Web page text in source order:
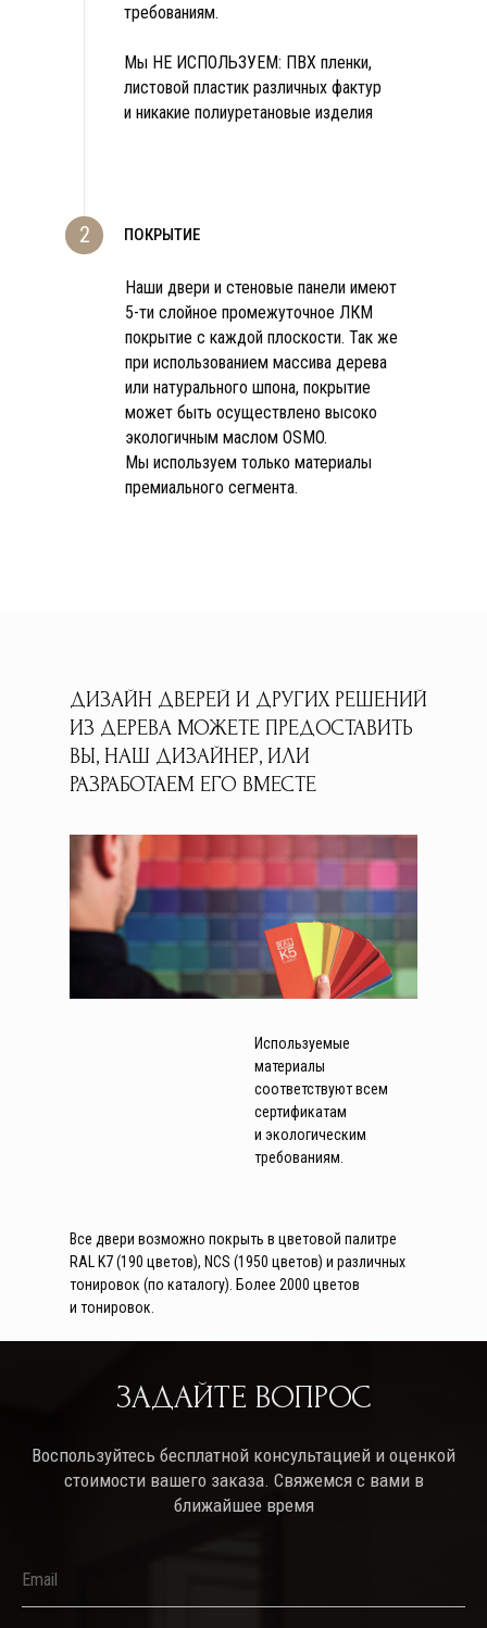
Наши двери и стеновые панели имеют
5-ти слойное промежуточное ЛКМ
покрытие с каждой плоскости. Так же
при использованием массива дерева
или натурального шпона, покрытие
может быть осуществлено высоко
экологичным маслом OSMO.
Мы используем только материалы
премиального сегмента.
требованиям.
Мы НЕ ИСПОЛЬЗУЕМ: ПВХ пленки,
листовой пластик различных фактур
и никакие полиуретановые изделия
2 ПОКРЫТИЕ
ДИЗАЙН ДВЕРЕЙ И ДРУГИХ РЕШЕНИЙ
ИЗ ДЕРЕВА МОЖЕТЕ ПРЕДОСТАВИТЬ
ВЫ, НАШ ДИЗАЙНЕР, ИЛИ
РАЗРАБОТАЕМ ЕГО ВМЕСТЕ
Используемые
материалы
соответствуют всем
сертификатам
и экологическим
требованиям.
Все двери возможно покрыть в цветовой палитре
RAL K7 (190 цветов), NCS (1950 цветов) и различных
тонировок (по каталогу). Более 2000 цветов
и тонировок.
ЗАДАЙТЕ ВОПРОС
Воспользуйтесь бесплатной консультацией и оценкой
стоимости вашего заказа. Свяжемся с вами в
ближайшее время
Email